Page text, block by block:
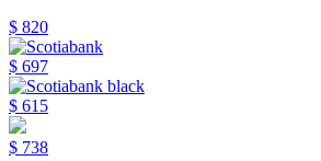
$ 820
$ 697
$ 615
$ 738